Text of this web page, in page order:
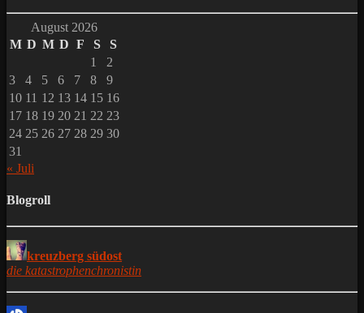
August 2026
M D M D F S
S
1
2
3
4 5 6 7 8
9
10 11 12 13 14 15 16
17 18 19 20 21 22 23
24 25 26 27 28 29 30
31
« Juli
Blogroll
kreuzberg südost
die katastrophenchronistin